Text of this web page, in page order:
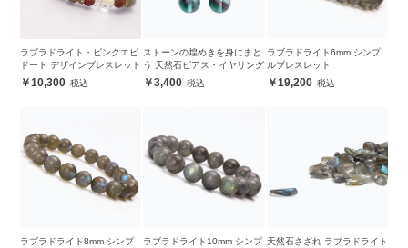
ラブラドライト・ピンクエピ
ドート デザインブレスレット
10,300
ストーンの煌めきを身にまと
う 天然石ピアス・イヤリング
3,400
ラブラドライト6mm シンプ
ルブレスレット
19,200
ラブラドライト8mm シンプ
ラブラドライト10mm シンプ 天然石さざれ ラブラドライト